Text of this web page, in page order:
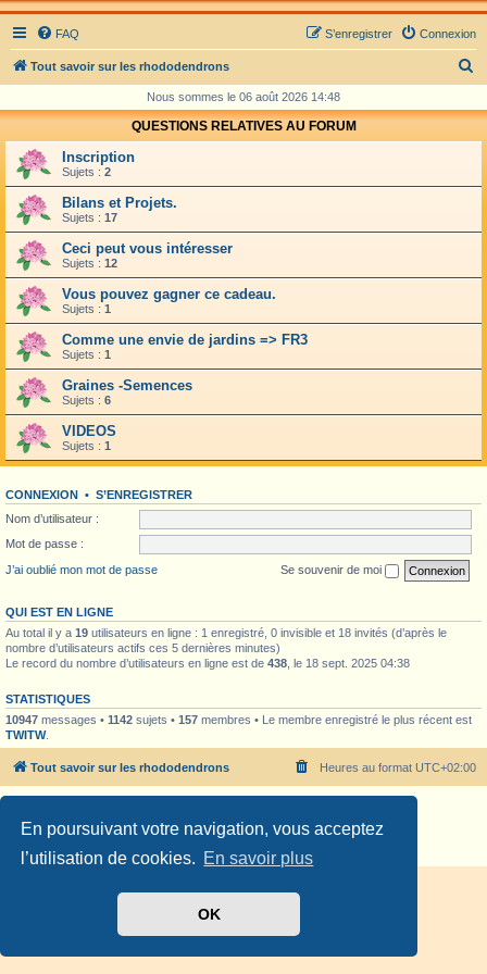
En poursuivant votre navigation, vous acceptez
l’utilisation de cookies. En savoir plus
OK
FAQ Connexion
S’enregistrer
Tout savoir sur les rhododendrons
c
h
Nous sommes le 06 août 2026 14:48
QUESTIONS RELATIVES AU FORUM
Inscription
Sujets : 2
Bilans et Projets.
Sujets : 17
Ceci peut vous intéresser
Sujets : 12
Vous pouvez gagner ce cadeau.
Sujets : 1
Comme une envie de jardins => FR3
Sujets : 1
Graines -Semences
Sujets : 6
VIDEOS
Sujets : 1
CONNEXION • S’ENREGISTRER
Nom d’utilisateur :
Mot de passe :
J’ai oublié mon mot de passe
Se souvenir de moi
QUI EST EN LIGNE
Au total il y a 19 utilisateurs en ligne : 1 enregistré, 0 invisible et 18 invités (d’après le
nombre d’utilisateurs actifs ces 5 dernières minutes)
Le record du nombre d’utilisateurs en ligne est de 438 , le 18 sept. 2025 04:38
STATISTIQUES
10947 messages • 1142 sujets • 157 membres • Le membre enregistré le plus récent est
TWITW.
Tout savoir sur les rhododendrons Heures au format UTC+02:00
Traduit parphpBB-fr.com